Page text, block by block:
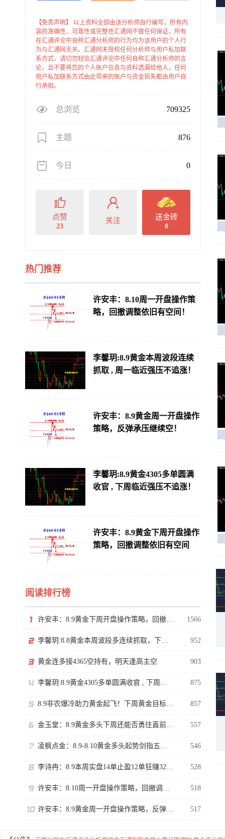
【免责声明】 以上资料全部由该分析师自行编写，所有内
容的准确性、可靠性或完整性汇通网不做任何保证，所有
在汇通评论中自称汇通分析师的行为均为该用户的个人行
为与汇通网无关。汇通网未授权任何分析师与用户私加联
系方式，请切勿轻信汇通评论中任何自称汇通分析师的言
论，且不要将您的个人账户信息与资料透漏给他人，任何
用户私加联系方式由此带来的账户与资金损失都由用户自
行承担。
总浏览 709325
主题 876
今日 0
点赞
23
关注 送金砖
0
热门推荐
许安丰：8.10周一开盘操作策
略，回撤调整依旧有空间！
李馨玥:8.9黄金本周波段连续
抓取 , 周一临近强压不追涨！
许安丰：8.9黄金周一开盘操作
策略，反弹承压继续空！
李馨玥:8.9黄金4305多单圆满
收官 , 下周临近强压不追涨！
许安丰：8.9黄金下周开盘操作
策略，回撤调整依旧有空间
阅读排行榜
许安丰：8.9黄金下周开盘操作策略，回撤调整依旧有空间 1566
李馨玥:8.8黄金本周波段多连续抓取，下周逼近阶段性强压！ 952
黄金连多接4365空持有，明天逢高主空 903
李馨玥:8.9黄金4305多单圆满收官 , 下周临近强压不追涨！ 875
8.9非农爆冷助力黄金起飞！下周黄金目标看哪？ 857
金玉堂：8.9黄金多头下周还能否勇往直前？短线交易还是需谨慎 557
凌枫点金：8.9-8.10黄金多头起势剑指五千？黄金下周还有触顶可能？ 546
李诗冉：8.9本周实盘14单止盈12单狂赚3200点；下周黄金走势分析。 528
许安丰：8.10周一开盘操作策略，回撤调整依旧有空间！ 518
许安丰：8.9黄金周一开盘操作策略，反弹承压继续空！ 517